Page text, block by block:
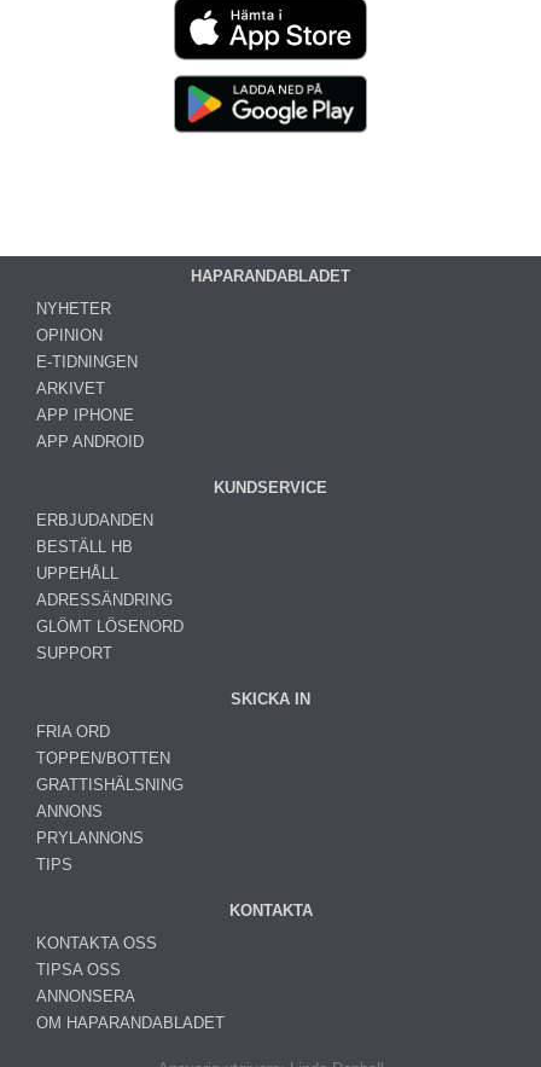
HAPARANDABLADET
NYHETER
OPINION
E-TIDNINGEN
ARKIVET
APP IPHONE
APP ANDROID
KUNDSERVICE
ERBJUDANDEN
BESTÄLL HB
UPPEHÅLL
ADRESSÄNDRING
GLÖMT LÖSENORD
SUPPORT
SKICKA IN
FRIA ORD
TOPPEN/BOTTEN
GRATTISHÄLSNING
ANNONS
PRYLANNONS
TIPS
KONTAKTA
KONTAKTA OSS
TIPSA OSS
ANNONSERA
OM HAPARANDABLADET